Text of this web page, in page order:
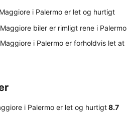
i Palermo er let og hurtigt
biler er rimligt rene i Palermo
i Palermo er forholdvis let at
i Palermo er let og hurtigt8.7